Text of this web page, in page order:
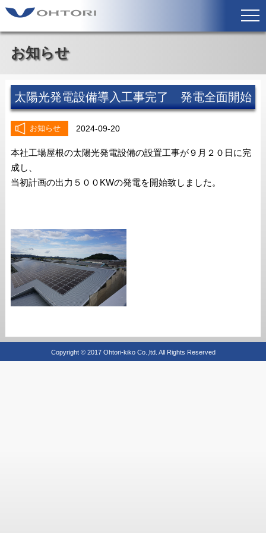
お知らせ
太陽光発電設備導入工事完了 発電全面開始
お知らせ 2024-09-20
本社工場屋根の太陽光発電設備の設置工事が９月２０日に完
成し、
当初計画の出力５００KWの発電を開始致しました。
Copyright © 2017 Ohtori-kiko Co.,ltd. All Rights Reserved